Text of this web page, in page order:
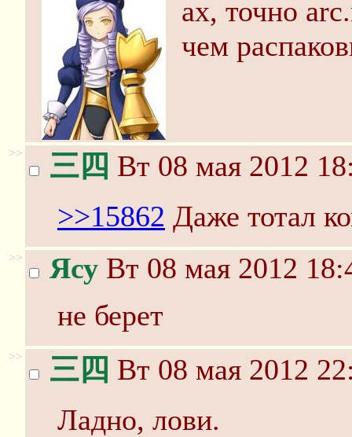
ах, точно
чем
>> 三四 Вт 08 мая 2012
>>15862 Даже тотал
>> Ясу Вт 08 мая 2012
не берет
>> 三四 Вт 08 мая 2012
Ладно, лови.